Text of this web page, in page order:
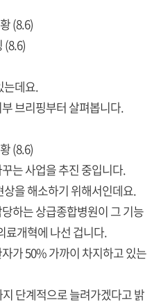
(8.6)
(8.6)
는데요.
브리핑부터 살펴봅니다.
(8.6)
는 사업을 추진 중입니다.
을 해소하기 위해서인데요.
하는 상급종합병원이 그 기능
료개혁에 나선 겁니다.
가 50% 가까이 차지하고 있는
단계적으로 늘려가겠다고 밝